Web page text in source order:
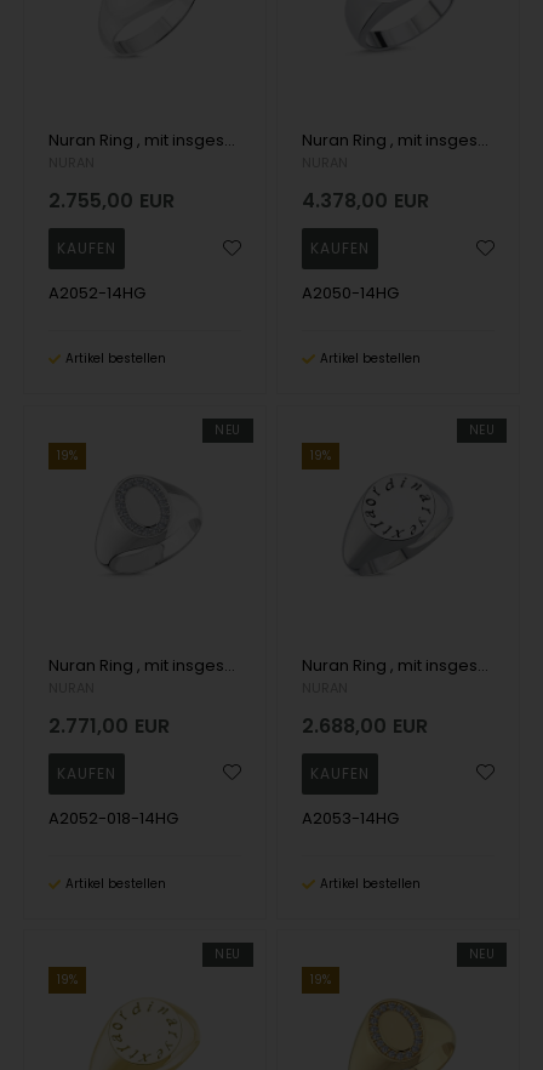
Nuran Ring , mit insgesamt
2.755,00 EUR
A2052-14HG
Artikel bestellen
Nuran Ring , mit insgesamt
4.378,00 EUR
A2050-14HG
Artikel bestellen
NEU
19%
Nuran Ring , mit insgesamt total 0,18 ct Wesselton SI
2.771,00 EUR
A2052-018-14HG
Artikel bestellen
NEU
19%
Nuran Ring , mit insgesamt
2.688,00 EUR
A2053-14HG
Artikel bestellen
NEU
19%
NEU
19%